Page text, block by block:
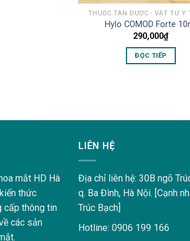
THUỐC TÂN DƯỢC - VẬT TƯ Y
Hylo COMOD Forte
290,000₫
ĐỌC TIẾP
mắt HD Hà
thức
cấp thông tin
các sản
LIÊN HỆ
Địa chỉ liên hệ: 30B ngõ
q. Ba Đình, Hà Nội. [Cạnh
Trúc Bạch]
Hotline: 0906 199 166